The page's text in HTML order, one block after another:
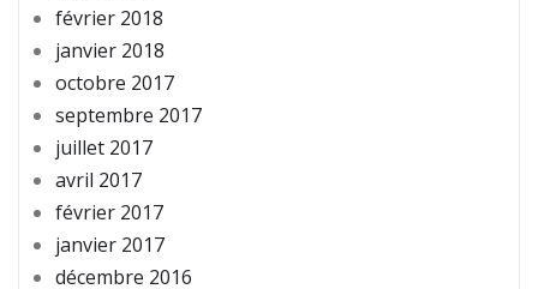
février 2018
janvier 2018
octobre 2017
septembre 2017
juillet 2017
avril 2017
février 2017
janvier 2017
décembre 2016